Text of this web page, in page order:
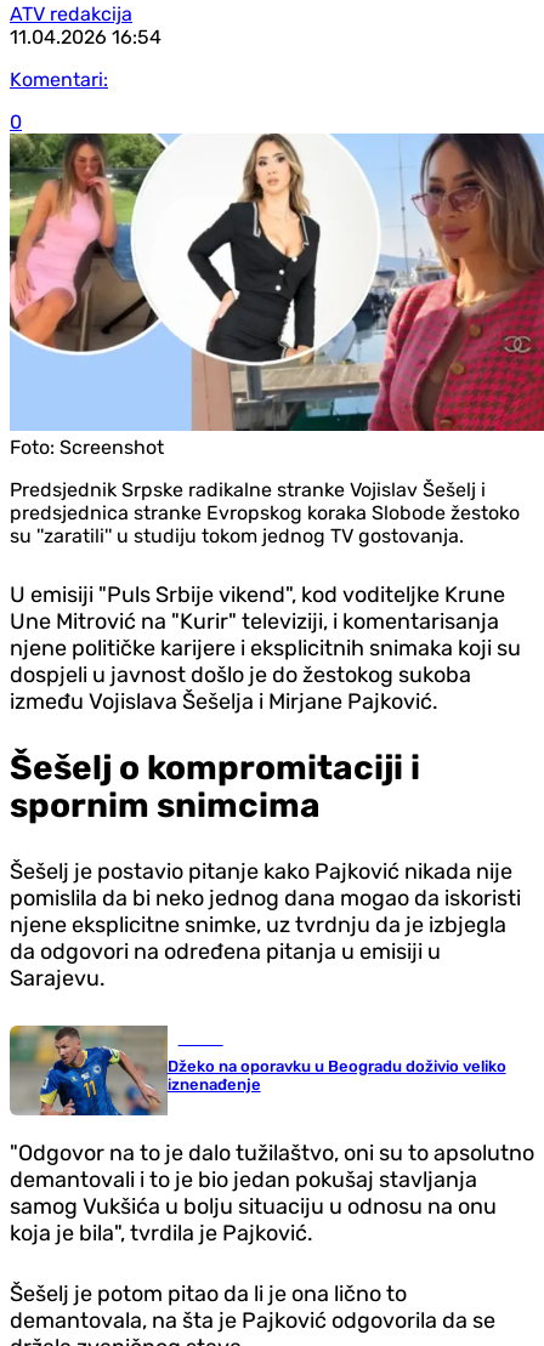
ATV redakcija
11.04.2026 16:54
Komentari:
0
Foto: Screenshot
Predsjednik Srpske radikalne stranke Vojislav Šešelj i
predsjednica stranke Evropskog koraka Slobode žestoko
su ''zaratili'' u studiju tokom jednog TV gostovanja.
U emisiji "Puls Srbije vikend", kod voditeljke Krune
Une Mitrović na "Kurir" televiziji, i komentarisanja
njene političke karijere i eksplicitnih snimaka koji su
dospjeli u javnost došlo je do žestokog sukoba
između Vojislava Šešelja i Mirjane Pajković.
Šešelj o kompromitaciji i
spornim snimcima
Šešelj je postavio pitanje kako Pajković nikada nije
pomislila da bi neko jednog dana mogao da iskoristi
njene eksplicitne snimke, uz tvrdnju da je izbjegla
da odgovori na određena pitanja u emisiji u
Sarajevu.
Džeko na oporavku u Beogradu doživio veliko
iznenađenje
"Odgovor na to je dalo tužilaštvo, oni su to apsolutno
demantovali i to je bio jedan pokušaj stavljanja
samog Vukšića u bolju situaciju u odnosu na onu
koja je bila", tvrdila je Pajković.
Šešelj je potom pitao da li je ona lično to
demantovala, na šta je Pajković odgovorila da se